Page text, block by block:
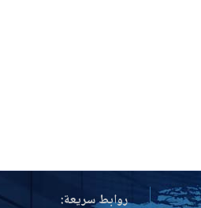
روابط سريعة: